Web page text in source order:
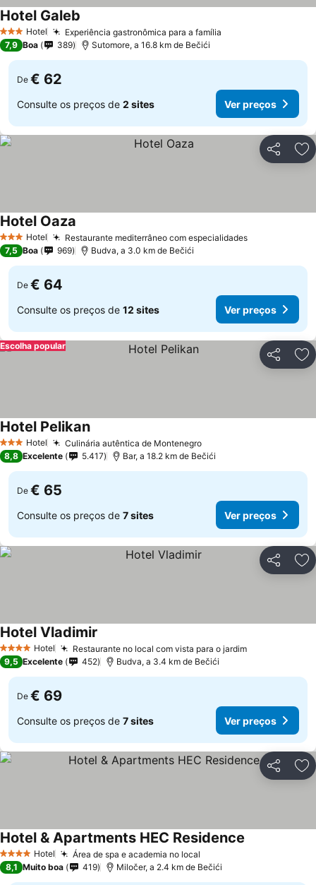
3 EstrelasHotel Experiência gastronômica para a família
Hotel Galeb
7,9 Boa 389 Sutomore, a 16.8 km de Bečići
De € 62
Consulte os preços de 2 sites Ver preços
Partilhar
3 EstrelasHotel Restaurante mediterrâneo com especialidades
Hotel Oaza
7,5 Boa 969 Budva, a 3.0 km de Bečići
De € 64
Consulte os preços de 12 sites Ver preços
Partilhar
Escolha popular
3 EstrelasHotel Culinária autêntica de Montenegro
Hotel Pelikan
8,8 Excelente 5.417 Bar, a 18.2 km de Bečići
De € 65
Consulte os preços de 7 sites Ver preços
Partilhar
4 EstrelasHotel Restaurante no local com vista para o jardim
Hotel Vladimir
9,5 Excelente 452 Budva, a 3.4 km de Bečići
De € 69
Consulte os preços de 7 sites Ver preços
Partilhar
4 EstrelasHotel Área de spa e academia no local
Hotel & Apartments HEC Residence
8,1 Muito boa 419 Miločer, a 2.4 km de Bečići